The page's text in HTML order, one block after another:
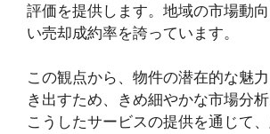
評価を提供します。地域の市場動
い売却成約率を誇っています。
この観点から、物件の潜在的な魅力
き出すため、きめ細やかな市場分析
こうしたサービスの提供を通じて